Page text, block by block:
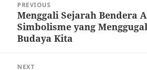
navigation
PREVIOUS
Previous
post:
Menggali Sejarah Bendera
Simbolisme yang
Budaya Kita
NEXT